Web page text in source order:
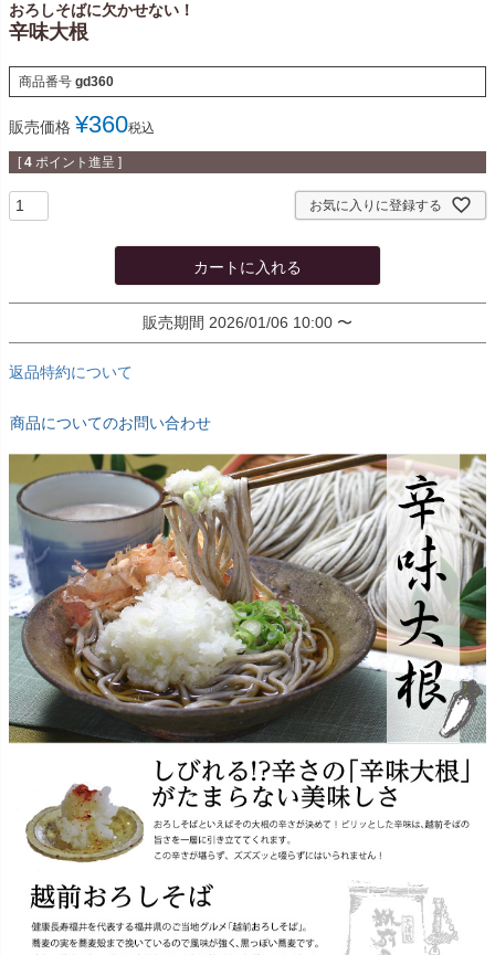
おろしそばに欠かせない！
辛味大根
商品番号 gd360
販売価格 ¥360税込
[ 4 ポイント進呈 ]
お気に入りに登録する
カートに入れる
販売期間 2026/01/06 10:00 〜
返品特約について
商品についてのお問い合わせ